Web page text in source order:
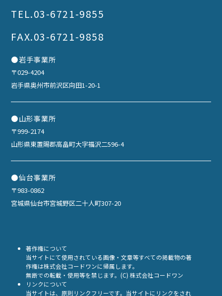
TEL.03-6721-9855
FAX.03-6721-9858
●岩手事業所
〒029-4204
岩手県奥州市前沢区向田1-20-1
●山形事業所
〒999-2174
山形県東置賜郡高畠町大字福沢二596-4
●仙台事業所
〒983-0862
宮城県仙台市宮城野区二十人町307-20
著作権について
当サイトにて使用されている画像・文章等すべての掲載物の著
作権は株式会社コードワンに帰属します。
無断での転載・使用等を禁じます。(C) 株式会社コードワン
リンクについて
当サイトは、原則リンクフリーです。当サイトにリンクをされ